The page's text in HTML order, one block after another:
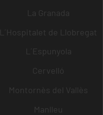
La Granada
L´Hospitalet de Llobregat
L´Espunyola
Cervelló
Montornès del Vallès
Manlleu